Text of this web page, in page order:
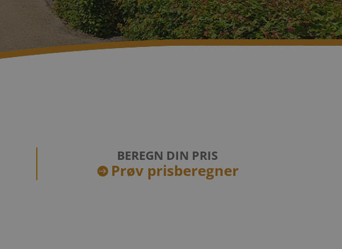
BEREGN DIN PRIS
 Prøv prisberegner